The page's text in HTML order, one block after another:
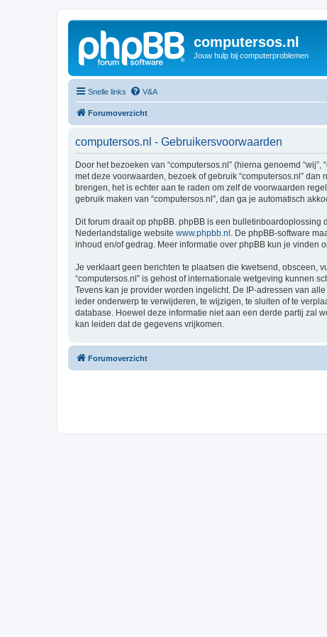
computersos.nl
Jouw hulp bij computerproblemen
Snelle links V&A
Forumoverzicht
computersos.nl - Gebruikersvoorwaarden
Door het bezoeken van “computersos.nl” (hierna genoemd
met deze voorwaarden, bezoek of gebruik “computersos.nl”
brengen, het is echter aan te raden om zelf de voorwaarden
gebruik maken van “computersos.nl”, dan ga je automatisch
Dit forum draait op phpBB. phpBB is een bulletinboardoplossing
Nederlandstalige website www.phpbb.nl . De phpBB-software
inhoud en/of gedrag. Meer informatie over phpBB kun je vinden
Je verklaart geen berichten te plaatsen die kwetsend, obsceen,
“computersos.nl” is gehost of internationale wetgeving kunnen
Tevens kan je provider worden ingelicht. De IP-adressen van
ieder onderwerp te verwijderen, te wijzigen, te sluiten of te
database. Hoewel deze informatie niet aan een derde partij zal
kan leiden dat de gegevens vrijkomen.
Forumoverzicht